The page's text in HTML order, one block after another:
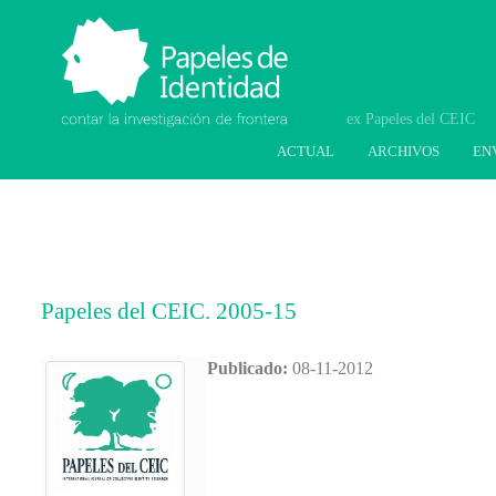
ACTUAL ARCHIVOS
Papeles de Identidad.
Contar la investigación
de frontera
Papeles del CEIC. 2005-15
Publicado: 08-11-2012